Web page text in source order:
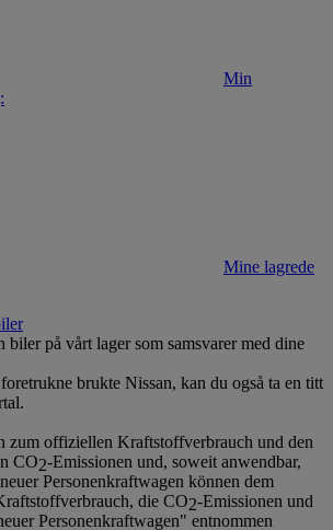
Min
Mine lagrede
biler på vårt lager som samsvarer med dine
brukte Nissan, kan du også ta en titt
zum offiziellen Kraftstoffverbrauch und den
CO2-Emissionen und, soweit anwendbar,
Personenkraftwagen können dem
die CO2-Emissionen und
Personenkraftwagen" entnommen